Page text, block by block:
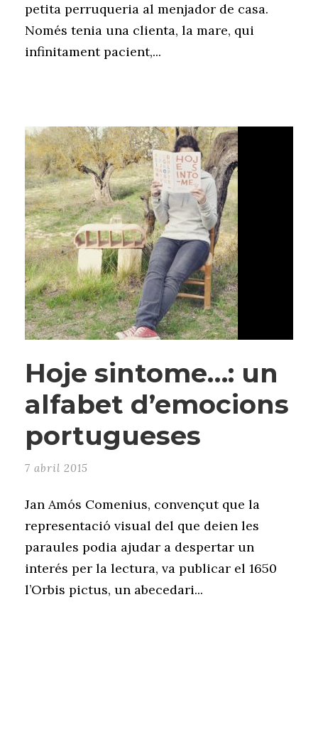
petita perruqueria al menjador de casa.
Només tenia una clienta, la mare, qui
infinitament pacient,...
Hoje sintome…: un
alfabet d’emocions
portugueses
7 abril 2015
Jan Amós Comenius, convençut que la
representació visual del que deien les
paraules podia ajudar a despertar un
interés per la lectura, va publicar el 1650
l’Orbis pictus, un abecedari...